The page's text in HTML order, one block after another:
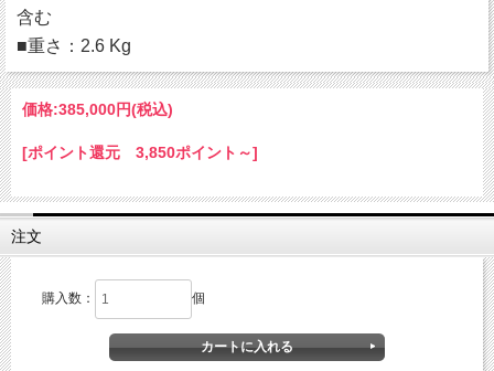
含む
■重さ：2.6 Kg
価格:385,000円(税込)
[ポイント還元 3,850ポイント～]
注文
購入数： 個